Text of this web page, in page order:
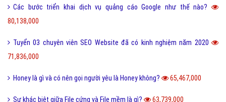
Các bước triển khai dịch vụ quảng cáo Google như thế nào?
80,138,000
Tuyển 03 chuyên viên SEO Website đã có kinh nghiệm năm 2020
71,836,000
Honey là gì và có nên gọi người yêu là Honey không? 65,467,000
Sự khác biệt giữa File cứng và File mềm là gì? 63,739,000